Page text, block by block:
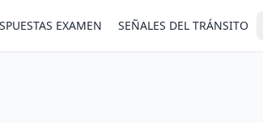
EXAMEN SEÑALES DEL TRÁNSITO